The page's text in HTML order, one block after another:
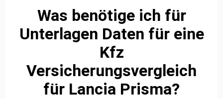
Was benötige ich für
Unterlagen Daten für eine
Kfz
Versicherungsvergleich
für Lancia Prisma?